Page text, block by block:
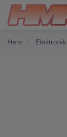
Hem / Elektronik